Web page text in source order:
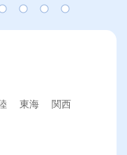
東海
関西